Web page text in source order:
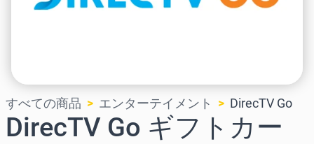
すべての商品 エンターテイメント DirecTV Go
DirecTV Go ギフトカー